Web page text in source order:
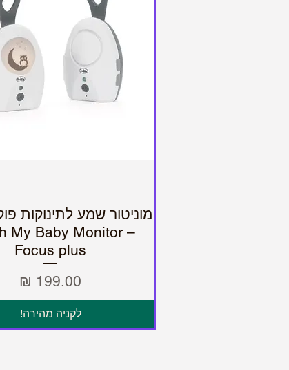
תצוגה מהירה
מוניטור שמע לתינוקות
My Baby Monitor
Focus plus
מחיר
לקניה מהירה!